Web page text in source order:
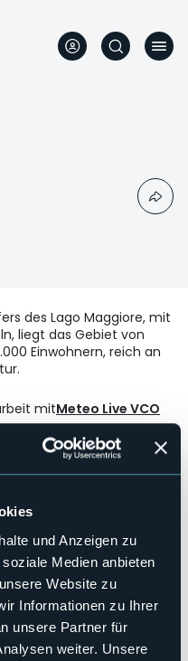
und Anzeigen zu
Medien anbieten
Website zu
Informationen zu Ihrer
unsere Partner für
weiter. Unsere
des Lago Maggiore, mit
liegt das Gebiet von
Einwohnern, reich an
mitMeteo Live VCO
28°